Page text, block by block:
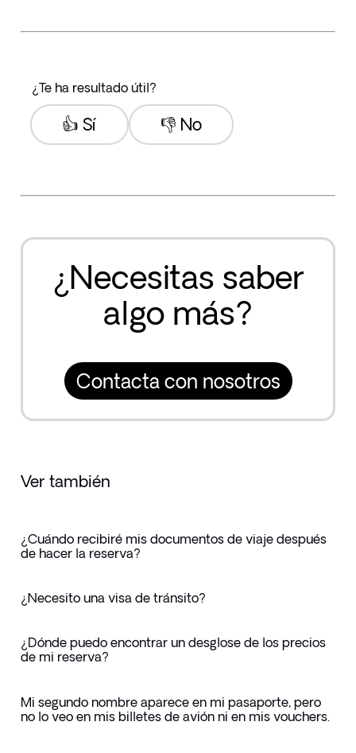
¿Te ha resultado útil?
👎 No
👍 Sí
¿Necesitas saber
algo más?
Contacta con nosotros
Ver también
¿Cuándo recibiré mis documentos de viaje después
de hacer la reserva?
¿Necesito una visa de tránsito?
¿Dónde puedo encontrar un desglose de los precios
de mi reserva?
Mi segundo nombre aparece en mi pasaporte, pero
no lo veo en mis billetes de avión ni en mis vouchers.